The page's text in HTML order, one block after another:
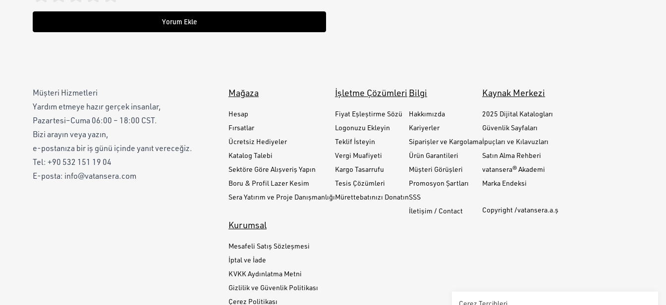
Çerez Tercihleri
Yorum Ekle
Müşteri Hizmetleri
Yardım etmeye hazır gerçek insanlar,
Pazartesi–Cuma 06:00 – 18:00 CST.
Bizi arayın veya yazın,
e-postanıza bir iş günü içinde yanıt vereceğiz.
Tel: +90 532 151 19 04
E-posta: info@vatansera.com
Mağaza
Hesap
Fırsatlar
Ücretsiz Hediyeler
Katalog Talebi
Sektöre Göre Alışveriş Yapın
Boru & Profil Lazer Kesim
Sera Yatırım ve Proje Danışmanlığı
İşletme Çözümleri
Fiyat Eşleştirme Sözü
Logonuzu Ekleyin
Teklif İsteyin
Vergi Muafiyeti
Kargo Tasarrufu
Tesis Çözümleri
Mürettebatınızı Donatın
Bilgi
Hakkımızda
Kariyerler
Siparişler ve Kargolama
Ürün Garantileri
Müşteri Görüşleri
Promosyon Şartları
SSS
İletişim / Contact
Kaynak Merkezi
2025 Dijital Katalogları
Güvenlik Sayfaları
İpuçları ve Kılavuzları
Satın Alma Rehberi
vatansera® Akademi
Marka Endeksi
Copyright /vatansera.a.ş
Kurumsal
Mesafeli Satış Sözleşmesi
İptal ve İade
KVKK Aydınlatma Metni
Gizlilik ve Güvenlik Politikası
Çerez Politikası